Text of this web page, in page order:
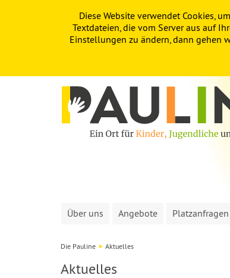
PAULINE KITA FÖRDERVEREIN
Über uns Angebote Platzanfragen
Die Pauline Aktuelles
Aktuelles
Diese Website verwendet Cookies,
Textdateien, die vom Server aus auf
Einstellungen zu ändern, dann gehen